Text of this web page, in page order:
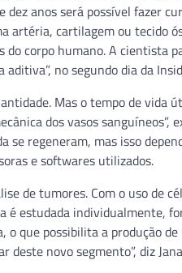
anos será possível fazer
artéria, cartilagem ou tecido
corpo humano. A cientista
no segundo dia da
Mas o tempo de vida
dos vasos sanguíneos”,
se regeneram, mas isso
e softwares utilizados.
de tumores. Com o uso de
é estudada individualmente,
que possibilita a produção
novo segmento”, diz